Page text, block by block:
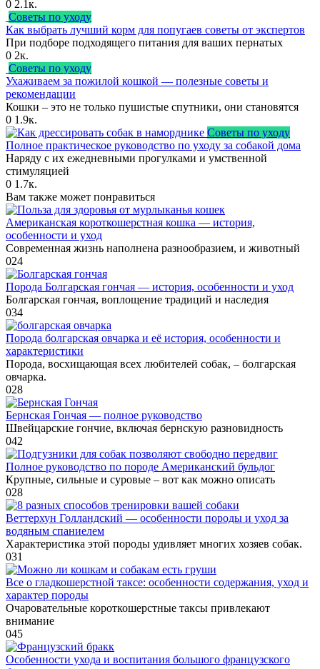
0 2.1к.
Советы по уходу
Как выбрать лучший корм для попугаев советы от экспертов
При подборе подходящего питания для ваших пернатых
0 2к.
Советы по уходу
Ухаживаем за пожилой кошкой — полезные советы и
рекомендации
Кошки – это не только пушистые спутники, они становятся
0 1.9к.
Советы по уходу
Полное практическое руководство по уходу за собакой дома
Наряду с их ежедневными прогулками и умственной
стимуляцией
0 1.7к.
Вам также может понравиться
Американская короткошерстная кошка — история,
особенности и уход
Современная жизнь наполнена разнообразием, и животный
024
Порода Болгарская гончая — история, особенности и уход
Болгарская гончая, воплощение традиций и наследия
034
Порода болгарская овчарка и её история, особенности и
характеристики
Порода, восхищающая всех любителей собак, – болгарская
овчарка.
028
Бернская Гончая — полное руководство
Швейцарские гончие, включая бернскую разновидность
042
Полное руководство по породе Американский бульдог
Крупные, сильные и суровые – вот как можно описать
028
Веттерхун Голландский — особенности породы и уход за
водяным спаниелем
Характеристика этой породы удивляет многих хозяев собак.
031
Все о гладкошерстной таксе: особенности содержания, уход и
характер породы
Очаровательные короткошерстные таксы привлекают
внимание
045
Особенности ухода и воспитания большого французского